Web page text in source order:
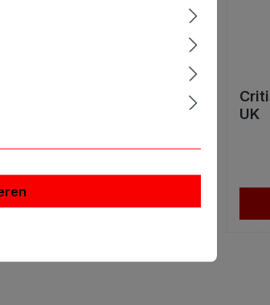
58,31 €*
Qualität von Critical
In den Warenkorb
UK